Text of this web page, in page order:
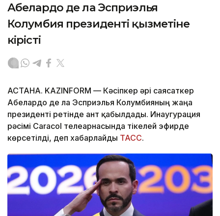
Абелардо де ла Эсприэлья
Колумбия президенті қызметіне
кірісті
АСТАНА. KAZINFORM — Кәсіпкер әрі саясаткер
Абелардо де ла Эсприэлья Колумбияның жаңа
президенті ретінде ант қабылдады. Инаугурация
рәсімі Caracol телеарнасында тікелей эфирде
көрсетілді, деп хабарлайды ТАСС.